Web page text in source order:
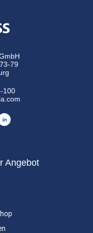
79
100
Angebot